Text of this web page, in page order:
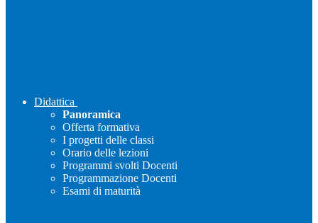
Didattica
Panoramica
Offerta formativa
I progetti delle classi
Orario delle lezioni
Programmi svolti Docenti
Programmazione Docenti
Esami di maturità